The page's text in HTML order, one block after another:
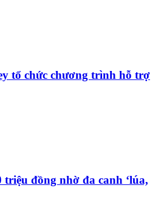
tổ chức chương trình hỗ trợ
đồng nhờ đa canh ‘lúa,